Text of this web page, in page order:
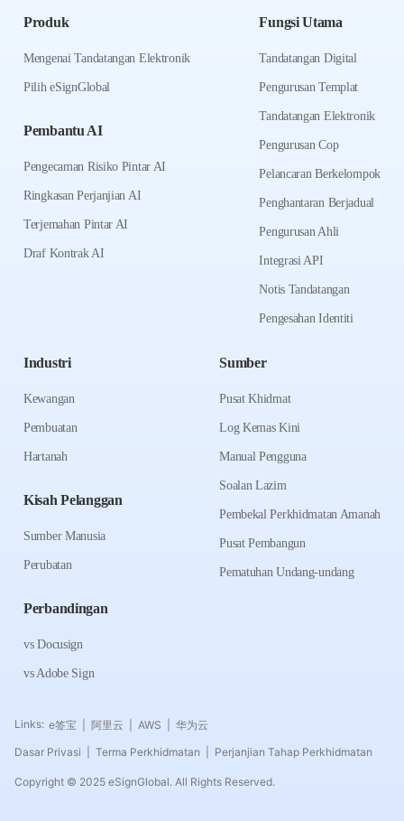
Produk
Mengenai Tandatangan Elektronik
Pilih eSignGlobal
Pembantu AI
Pengecaman Risiko Pintar AI
Ringkasan Perjanjian AI
Terjemahan Pintar AI
Draf Kontrak AI
Fungsi Utama
Tandatangan Digital
Pengurusan Templat
Tandatangan Elektronik
Pengurusan Cop
Pelancaran Berkelompok
Penghantaran Berjadual
Pengurusan Ahli
Integrasi API
Notis Tandatangan
Pengesahan Identiti
Industri
Kewangan
Pembuatan
Hartanah
Kisah Pelanggan
Sumber Manusia
Perubatan
Perbandingan
vs Docusign
vs Adobe Sign
Sumber
Pusat Khidmat
Log Kemas Kini
Manual Pengguna
Soalan Lazim
Pembekal Perkhidmatan Amanah
Pusat Pembangun
Pematuhan Undang-undang
Links: e签宝 阿里云 AWS
华为云
Dasar Privasi
Terma Perkhidmatan Perjanjian Tahap Perkhidmatan
Copyright © 2025 eSignGlobal. All Rights Reserved.